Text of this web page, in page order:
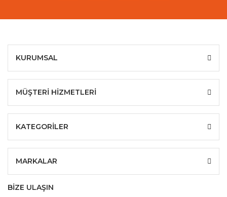
KURUMSAL
MÜŞTERİ HİZMETLERİ
KATEGORİLER
MARKALAR
BİZE ULAŞIN